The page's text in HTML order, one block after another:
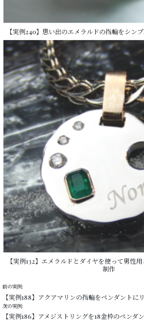
【実例240】思い出のエメラルドの指輪をシン
【実例132】エメラルドとダイヤを使って男性
制作
前の実例:
【実例188】アクアマリンの指輪をペンダントに
次の実例:
【実例186】アメジストリングを18金枠のペンダ